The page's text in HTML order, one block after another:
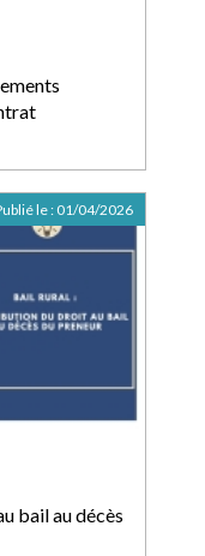
bail au décès
le : 01/04/2026